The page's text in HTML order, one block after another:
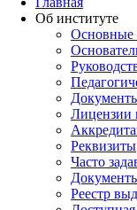
Об институте
Основные
Лицензии
Реквизиты
Часто
Реестр